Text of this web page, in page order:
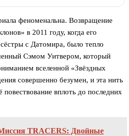
феноменальна. Возвращение
в 2011 году, когда его
с Датомира, было тепло
Сэмом Уитвером, который
вселенной «Звёздных
совершенно безумен, и эта нить
повествование вплоть до последних
TRACERS: Двойные